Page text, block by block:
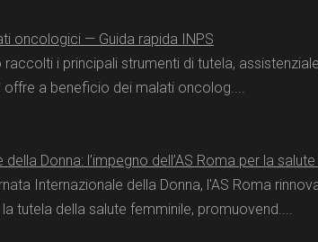
oncologici — Guida rapida INPS
i principali strumenti di tutela,
offre a beneficio dei malati oncolog....
Donna: l’impegno dell’AS Roma per la
Internazionale della Donna, l'AS Roma
tutela della salute femminile, promuovend....